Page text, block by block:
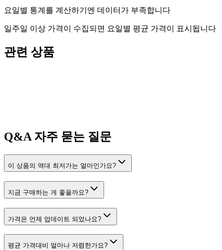
요일별 통계를 계산하기엔 데이터가 부족합니다
일주일 이상 가격이 수집되면 요일별 평균 가격이 표시됩니다
관련 상품
Q&A자주 묻는 질문
이 상품의 역대 최저가는 얼마인가요?
지금 구매하는 게 좋을까요?
가격은 언제 업데이트 되었나요?
평균 가격대비 얼마나 저렴한가요?